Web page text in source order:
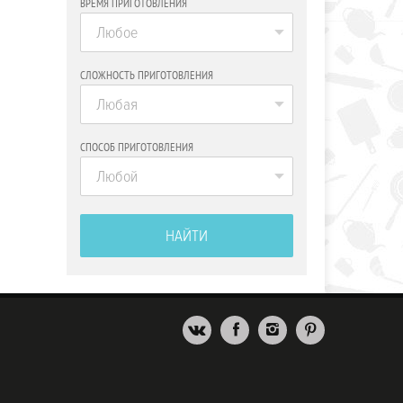
ВРЕМЯ ПРИГОТОВЛЕНИЯ
Любое
СЛОЖНОСТЬ ПРИГОТОВЛЕНИЯ
Любая
СПОСОБ ПРИГОТОВЛЕНИЯ
Любой
НАЙТИ